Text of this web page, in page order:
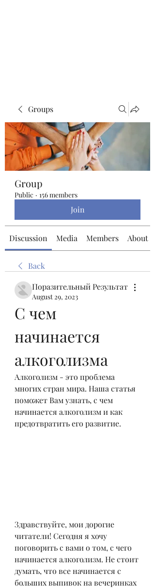
Groups
Group
Public · 156 members
Join
Discussion Media Members About
Back
Поразительный Результат
August 29, 2023
С чем
начинается
алкоголизма
Алкоголизм - это проблема
многих стран мира. Наша статья
поможет Вам узнать, с чем
начинается алкоголизм и как
предотвратить его развитие.
Здравствуйте, мои дорогие
читатели! Сегодня я хочу
поговорить с вами о том, с чего
начинается алкоголизм. Не стоит
думать, что все начинается с
больших выпивок на вечеринках